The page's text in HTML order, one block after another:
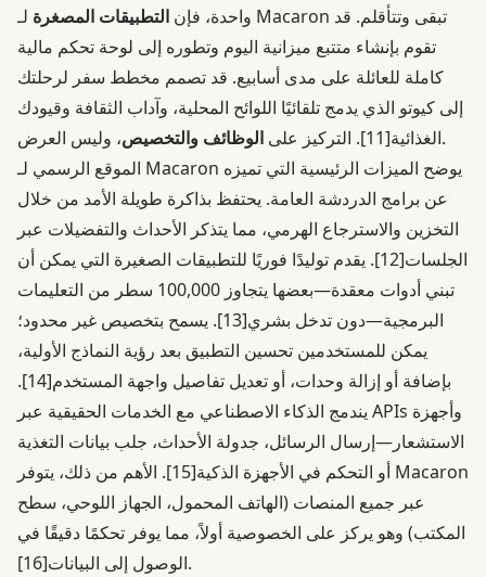
واحدة، فإن التطبيقات المصغرة لـ Macaron تبقى وتتأقلم. قد
تقوم بإنشاء متتبع ميزانية اليوم وتطوره إلى لوحة تحكم مالية
كاملة للعائلة على مدى أسابيع. قد تصمم مخطط سفر لرحلتك
إلى كيوتو الذي يدمج تلقائيًا اللوائح المحلية، وآداب الثقافة وقيودك
الغذائية[11] . التركيز على الوظائف والتخصيص
، وليس العرض.
الموقع الرسمي لـ Macaron يوضح الميزات الرئيسية التي تميزه
عن برامج الدردشة العامة. يحتفظ بذاكرة طويلة الأمد من خلال
التخزين والاسترجاع الهرمي، مما يتذكر الأحداث والتفضيلات عبر
الجلسات[12]
. يقدم توليدًا فوريًا للتطبيقات الصغيرة التي يمكن أن
تبني أدوات معقدة—بعضها يتجاوز 100,000 سطر من التعليمات
البرمجية—دون تدخل بشري[13]
. يسمح بتخصيص غير محدود؛
يمكن للمستخدمين تحسين التطبيق بعد رؤية النماذج الأولية،
بإضافة أو إزالة وحدات، أو تعديل تفاصيل واجهة المستخدم[14]
.
يندمج الذكاء الاصطناعي مع الخدمات الحقيقية عبر APIs وأجهزة
الاستشعار—إرسال الرسائل، جدولة الأحداث، جلب بيانات التغذية
أو التحكم في الأجهزة الذكية[15]
. الأهم من ذلك، يتوفر Macaron
عبر جميع المنصات (الهاتف المحمول، الجهاز اللوحي، سطح
المكتب) وهو يركز على الخصوصية أولاً، مما يوفر تحكمًا دقيقًا في
الوصول إلى البيانات[16]
.